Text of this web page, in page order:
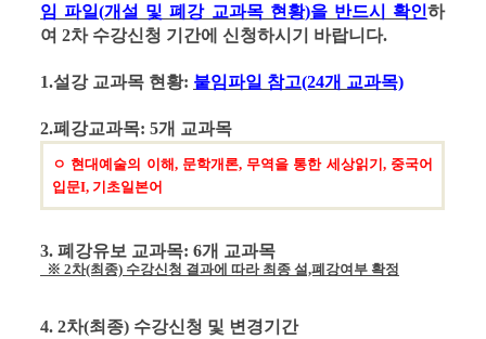
임 파일(개설 및 폐강 교과목 현황)을 반드시 확인하
여 2차 수강신청 기간에 신청하시기 바랍니다.
1.설강 교과목 현황: 붙임파일 참고(24개 교과목)
2.폐강교과목: 5개 교과목
ㅇ 현대예술의 이해, 문학개론, 무역을 통한 세상읽기, 중국어
입문I, 기초일본어
3. 폐강유보 교과목: 6개 교과목
※ 2차(최종) 수강신청 결과에 따라 최종 설,폐강여부 확정
4. 2차(최종) 수강신청 및 변경기간